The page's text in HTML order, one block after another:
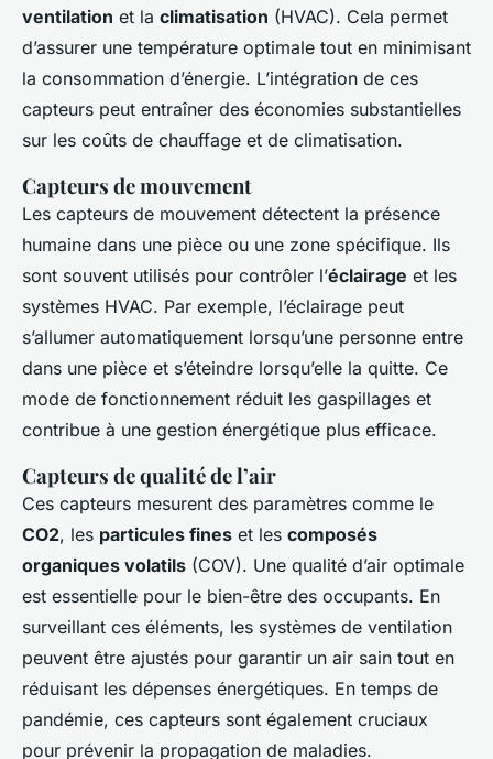
ventilation et la climatisation (HVAC). Cela permet
d’assurer une température optimale tout en minimisant
la consommation d’énergie. L’intégration de ces
capteurs peut entraîner des économies substantielles
sur les coûts de chauffage et de climatisation.
Capteurs de mouvement
Les capteurs de mouvement détectent la présence
humaine dans une pièce ou une zone spécifique. Ils
sont souvent utilisés pour contrôler l’éclairage et les
systèmes HVAC. Par exemple, l’éclairage peut
s’allumer automatiquement lorsqu’une personne entre
dans une pièce et s’éteindre lorsqu’elle la quitte. Ce
mode de fonctionnement réduit les gaspillages et
contribue à une gestion énergétique plus efficace.
Capteurs de qualité de l’air
Ces capteurs mesurent des paramètres comme le
CO2, les particules fines et les composés
organiques volatils (COV). Une qualité d’air optimale
est essentielle pour le bien-être des occupants. En
surveillant ces éléments, les systèmes de ventilation
peuvent être ajustés pour garantir un air sain tout en
réduisant les dépenses énergétiques. En temps de
pandémie, ces capteurs sont également cruciaux
pour prévenir la propagation de maladies.